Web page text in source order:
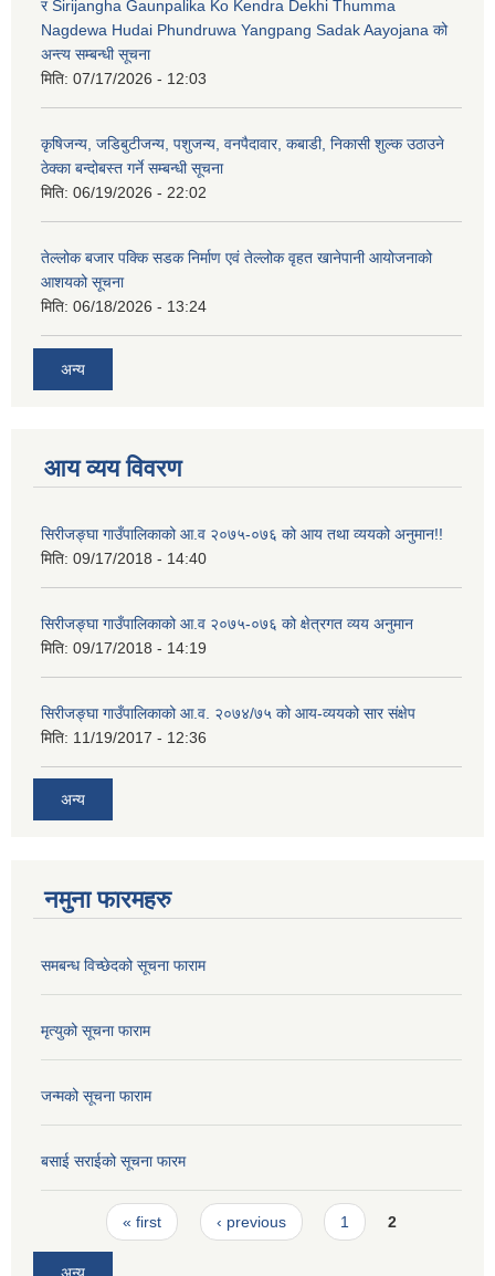
र Sirijangha Gaunpalika Ko Kendra Dekhi Thumma
Nagdewa Hudai Phundruwa Yangpang Sadak Aayojana को
अन्त्य सम्बन्धी सूचना
मिति: 07/17/2026 - 12:03
कृषिजन्य, जडिबुटीजन्य, पशुजन्य, वनपैदावार, कबाडी, निकासी शुल्क उठाउने
ठेक्का बन्दोबस्त गर्ने सम्बन्धी सूचना
मिति: 06/19/2026 - 22:02
तेल्लोक बजार पक्कि सडक निर्माण एवं तेल्लोक वृहत खानेपानी आयोजनाको
आशयको सूचना
मिति: 06/18/2026 - 13:24
अन्य
आय व्यय विवरण
सिरीजङ्घा गाउँपालिकाको आ.व २०७५-०७६ को आय तथा व्ययको अनुमान!!
मिति: 09/17/2018 - 14:40
सिरीजङ्घा गाउँपालिकाको आ.व २०७५-०७६ को क्षेत्रगत व्यय अनुमान
मिति: 09/17/2018 - 14:19
सिरीजङ्घा गाउँपालिकाको आ.व. २०७४/७५ को आय-व्ययको सार संक्षेप
मिति: 11/19/2017 - 12:36
अन्य
नमुना फारमहरु
समबन्ध विच्छेदको सूचना फाराम
मृत्युको सूचना फाराम
जन्मको सूचना फाराम
बसाई सराईको सूचना फारम
Pages« first ‹ previous 1 2